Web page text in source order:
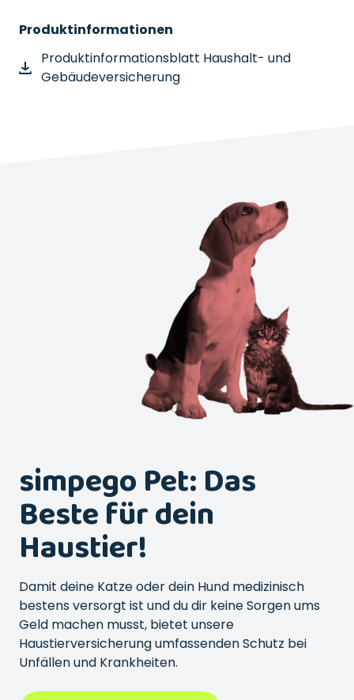
Produktinformationen
Produktinformationsblatt Haushalt- und
Gebäudeversicherung
simpego Pet: Das
Beste für dein
Haustier!
Damit deine Katze oder dein Hund medizinisch
bestens versorgt ist und du dir keine Sorgen ums
Geld machen musst, bietet unsere
Haustierversicherung umfassenden Schutz bei
Unfällen und Krankheiten.